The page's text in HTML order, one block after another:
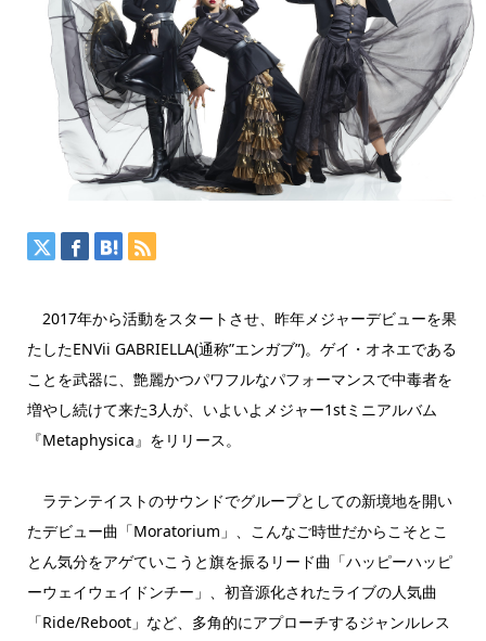
2017年から活動をスタートさせ、昨年メジャーデビューを果
たしたENVii GABRIELLA(通称”エンガブ”)。ゲイ・オネエである
ことを武器に、艶麗かつパワフルなパフォーマンスで中毒者を
増やし続けて来た3人が、いよいよ メジャー1stミニアルバム
『Metaphysica』をリリース。
ラテンテイストのサウンドでグループとしての新境地を開い
たデビュー曲「Moratorium」、こんなご時世だからこそとこ
とん気分をアゲていこうと旗を振るリード曲「ハッピーハッピ
ーウェイウェイドンチー」、初音源化されたライブの人気曲
「Ride/Reboot」など、多角的にアプローチするジャンルレス